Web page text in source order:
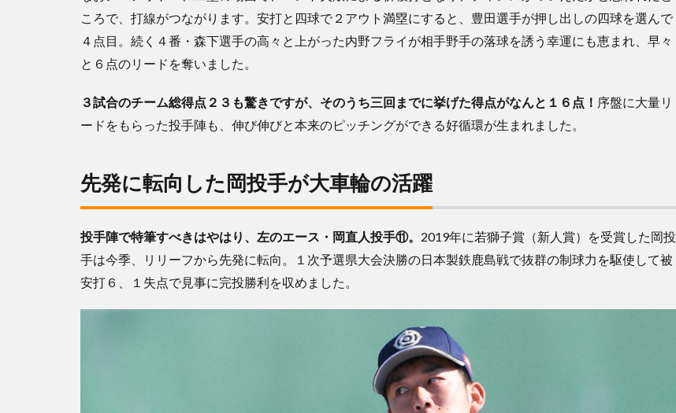
ころで、打線がつながります。安打と四球で２アウト満塁にすると、豊田選手が押し出しの四球を選んで
４点目。続く４番・森下選手の高々と上がった内野フライが相手野手の落球を誘う幸運にも恵まれ、早々
と６点のリードを奪いました。
３試合のチーム総得点２３も驚きですが、そのうち三回までに挙げた得点がなんと１６点！ 序盤に大量リ
ードをもらった投手陣も、伸び伸びと本来のピッチングができる好循環が生まれました。
先発に転向した岡投手が大車輪の活躍
投手陣で特筆すべきはやはり、左のエース・岡直人投手⑪。 2019年に若獅子賞（新人賞）を受賞した岡投
手は今季、リリーフから先発に転向。１次予選県大会決勝の日本製鉄鹿島戦で抜群の制球力を駆使して被
安打６、１失点で見事に完投勝利を収めました。